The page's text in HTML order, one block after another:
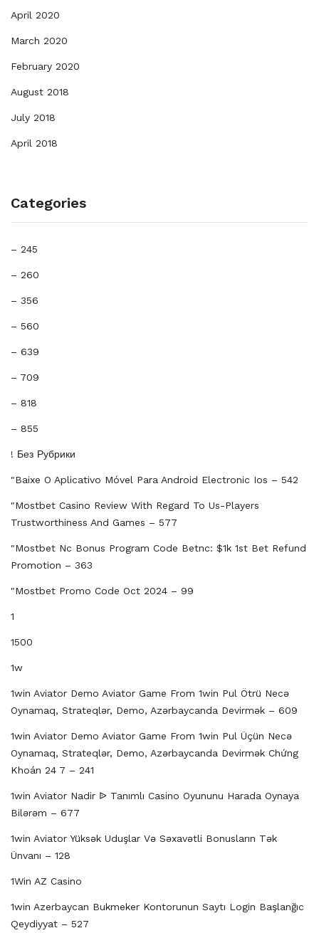
April 2020
March 2020
February 2020
August 2018
July 2018
April 2018
Categories
– 245
– 260
– 356
– 560
– 639
– 709
– 818
– 855
! Без Рубрики
"baixe O Aplicativo Móvel Para Android Electronic Ios – 542
"mostbet Casino Review With Regard To Us-Players
Trustworthiness And Games – 577
"mostbet Nc Bonus Program Code Betnc: $1k 1st Bet Refund
Promotion – 363
"mostbet Promo Code Oct 2024 – 99
1
1500
1w
1win Aviator Demo Aviator Game From 1win Pul Ötrü Necə
Oynamaq, Strateqlər, Demo, Azərbaycanda Devirmək – 609
1win Aviator Demo Aviator Game From 1win Pul Üçün Necə
Oynamaq, Strateqlər, Demo, Azərbaycanda Devirmək Chứng
Khoán 24 7 – 241
1win Aviator Nadir ᐉ Tanımlı Casino Oyununu Harada Oynaya
Bilərəm – 677
1win Aviator Yüksək Uduşlar Və Səxavətli Bonusların Tək
Ünvanı – 128
1Win AZ Casino
1win Azerbaycan Bukmeker Kontorunun Saytı Login Başlanğıc
Qeydiyyat – 527